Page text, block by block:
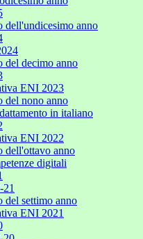
dell'undicesimo anno
del decimo anno
ENI 2023
del nono anno
in italiano
ENI 2022
dell'ottavo anno
digitali
del settimo anno
ENI 2021